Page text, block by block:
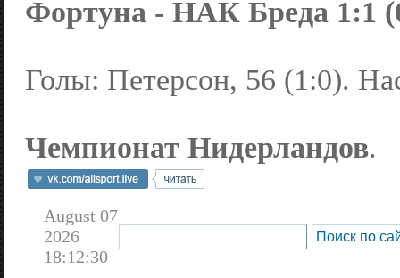
Фортуна - НАК Бреда 1:1
Голы: Петерсон, 56 (1:0).
Чемпионат Нидерландов.
August 07
2026
18:12:30